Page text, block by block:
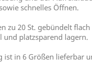
schnelles Öffnen.
zu 20 St. gebündelt
und platzsparend lagern.
ist in 6 Größen lieferbar